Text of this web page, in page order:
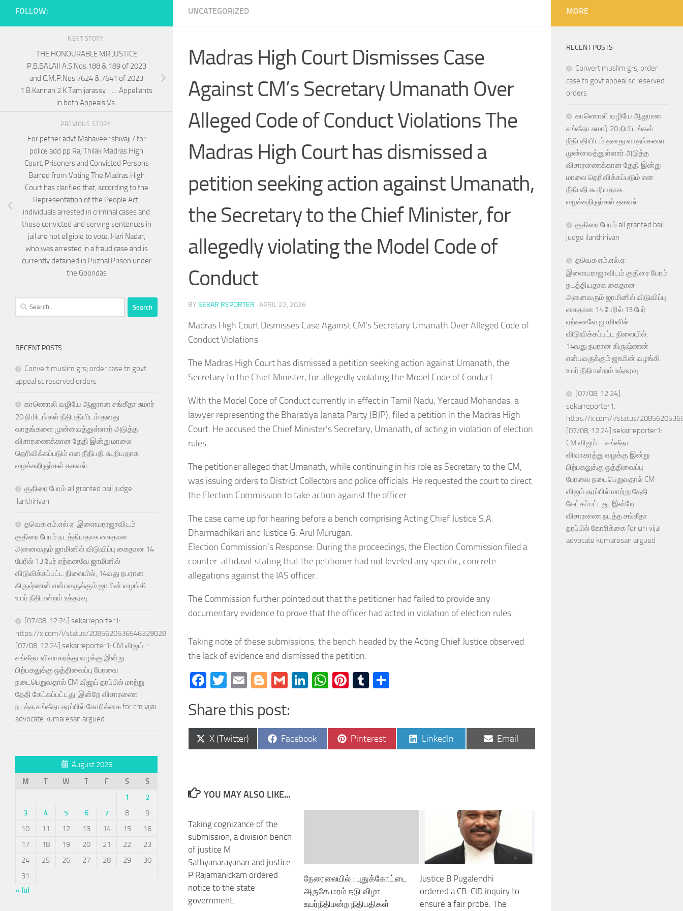
UNCATEGORIZED
Madras High Court Dismisses Case
Against CM’s Secretary Umanath Over
Alleged Code of Conduct Violations ​The
Madras High Court has dismissed a
petition seeking action against Umanath,
the Secretary to the Chief Minister, for
allegedly violating the Model Code of
Conduct
BY SEKAR REPORTER · APRIL 22, 2026
Madras High Court Dismisses Case Against CM’s Secretary Umanath Over Alleged Code of
Conduct Violations
​The Madras High Court has dismissed a petition seeking action against Umanath, the
Secretary to the Chief Minister, for allegedly violating the Model Code of Conduct
With the Model Code of Conduct currently in effect in Tamil Nadu, Yercaud Mohandas, a
lawyer representing the Bharatiya Janata Party (BJP), filed a petition in the Madras High
Court. He accused the Chief Minister’s Secretary, Umanath, of acting in violation of election
rules.
​The petitioner alleged that Umanath, while continuing in his role as Secretary to the CM,
was issuing orders to District Collectors and police officials. He requested the court to direct
the Election Commission to take action against the officer.
The case came up for hearing before a bench comprising Acting Chief Justice S.A.
Dharmadhikari and Justice G. Arul Murugan.
​Election Commission’s Response: During the proceedings, the Election Commission filed a
counter-affidavit stating that the petitioner had not leveled any specific, concrete
allegations against the IAS officer.
The Commission further pointed out that the petitioner had failed to provide any
documentary evidence to prove that the officer had acted in violation of election rules.
Taking note of these submissions, the bench headed by the Acting Chief Justice observed
the lack of evidence and dismissed the petition.
Facebook
Twitter
EmailBlogger
GmailLinkedIn
WhatsApp
Pinterest
Tumblr
Share this post:
Share
on
X (Twitter)
Share
on
Facebook
Share
on
Pinterest
Share
on
LinkedIn
Share
on
Email
YOU MAY ALSO LIKE...
Taking cognizance of the
submission, a division bench
of justice M
Sathyanarayanan and justice
P Rajamanickam ordered
notice to the state
government.
நேரைலையில் : புதுக்கோட்டை
அருகே மரம் நடு விழா
உயர்நீதிமன்ற நீதிபதிகள்
Justice B Pugalendhi
ordered a CB-CID inquiry to
ensure a fair probe. The
FOLLOW:
NEXT STORY
THE HONOURABLE MR.JUSTICE
P.B.BALAJI A.S.Nos.188 & 189 of 2023
and C.M.P.Nos.7624 & 7641 of 2023
1.B.Kannan 2.K.Tamijarassy … Appellants
in both Appeals Vs.
PREVIOUS STORY
For petner advt Mahaveer shivaji / for
police add pp Raj Thilak Madras High
Court: Prisoners and Convicted Persons
Barred from Voting ​The Madras High
Court has clarified that, according to the
Representation of the People Act,
individuals arrested in criminal cases and
those convicted and serving sentences in
jail are not eligible to vote. Hari Nadar,
who was arrested in a fraud case and is
currently detained in Puzhal Prison under
the Goondas
Search
for:
RECENT POSTS
Convert muslim grsj order case tn govt
appeal sc reserved orders
காணொலி வழியே ஆஜரான சங்கீதா சுமார்
20 நிமிடங்கள் நீதிபதியிடம் தனது
வாதங்களை முன்வைத்துள்ளார் அடுத்த
விசாரணைக்கான தேதி இன்று மாலை
தெரிவிக்கப்படும் என நீதிபதி கூறியதாக
வழக்கறிஞர்கள் தகவல்
குதிரை பேரம் all granted bail judge
ilanthiriyan
தவெக எம்.எல்.ஏ. இளையராஜாவிடம்
குதிரை பேரம் நடத்தியதாக கைதான
அனைவரும் ஜாமினில் விடுவிப்பு கைதான 14
பேரில் 13 பேர் ஏற்கனவே ஜாமினில்
விடுவிக்கப்பட்ட நிலையில், 14வது நபரான
கிருஷ்ணன் என்பவருக்கும் ஜாமின் வழங்கி
உயர் நீதிமன்றம் உத்தரவு
[07/08, 12:24] sekarreporter1:
https://x.com/i/status/2085620536546329028
[07/08, 12:24] sekarreporter1: CM விஜய் –
சங்கீதா விவாகரத்து வழக்கு இன்று
பிற்பகலுக்கு ஒத்திவைப்பு பேரவை
நடைபெறுவதால் CM விஜய் தரப்பில் மாற்று
தேதி கேட்கப்பட்டது. இன்றே விசாரணை
நடத்த சங்கீதா தரப்பில் கோரிக்கை for cm vijai
advocate kumaresan argued
August 2026
M
T W T F S
S
1
2
3
4 5 6 7 8
9
10
11 12 13 14 15
16
17
18 19 20 21 22
23
24
25 26 27 28 29
30
31
« Jul
MORE
RECENT POSTS
Convert muslim grsj order
case tn govt appeal sc reserved
orders
காணொலி வழியே ஆஜரான
சங்கீதா சுமார் 20 நிமிடங்கள்
நீதிபதியிடம் தனது வாதங்களை
முன்வைத்துள்ளார் அடுத்த
விசாரணைக்கான தேதி இன்று
மாலை தெரிவிக்கப்படும் என
நீதிபதி கூறியதாக
வழக்கறிஞர்கள் தகவல்
குதிரை பேரம் all granted bail
judge ilanthiriyan
தவெக எம்.எல்.ஏ.
இளையராஜாவிடம் குதிரை பேரம்
நடத்தியதாக கைதான
அனைவரும் ஜாமினில் விடுவிப்பு
கைதான 14 பேரில் 13 பேர்
ஏற்கனவே ஜாமினில்
விடுவிக்கப்பட்ட நிலையில்,
14வது நபரான கிருஷ்ணன்
என்பவருக்கும் ஜாமின் வழங்கி
உயர் நீதிமன்றம் உத்தரவு
[07/08, 12:24]
sekarreporter1:
https://x.com/i/status/
[07/08, 12:24] sekarreporter1:
CM விஜய் – சங்கீதா
விவாகரத்து வழக்கு இன்று
பிற்பகலுக்கு ஒத்திவைப்பு
பேரவை நடைபெறுவதால் CM
விஜய் தரப்பில் மாற்று தேதி
கேட்கப்பட்டது. இன்றே
விசாரணை நடத்த சங்கீதா
தரப்பில் கோரிக்கை for cm vijai
advocate kumaresan argued